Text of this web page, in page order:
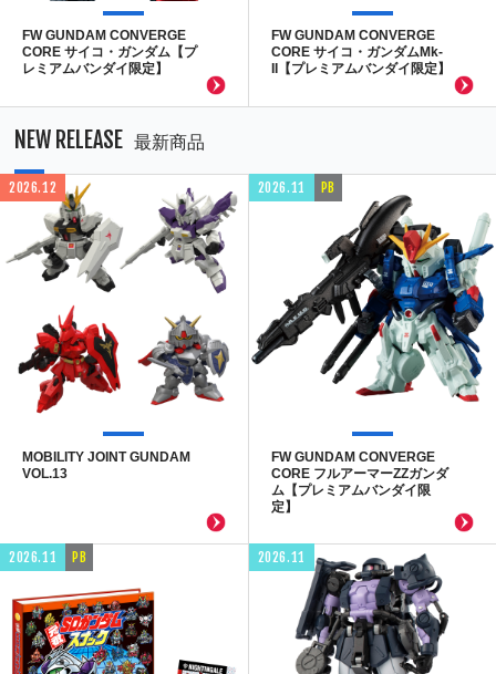
FW GUNDAM CONVERGE
CORE サイコ・ガンダム【プ
レミアムバンダイ限定】
FW GUNDAM CONVERGE
CORE サイコ・ガンダムMk-
II【プレミアムバンダイ限定】
NEW RELEASE 最新商品
2026.12
MOBILITY JOINT GUNDAM
VOL.13
2026.11 PB
FW GUNDAM CONVERGE
CORE フルアーマーZZガンダ
ム【プレミアムバンダイ限
定】
2026.11 PB 2026.11